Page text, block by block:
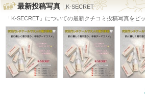
の
メ
ン
バ
ー
最新投稿写真
K-SECRET
「K-SECRET 」についての最新クチコミ投稿写真をピ